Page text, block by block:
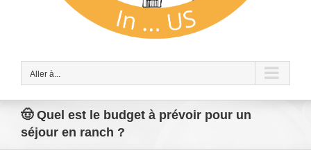
Aller à...
🤠 Quel est le budget à prévoir pour un
séjour en ranch ?